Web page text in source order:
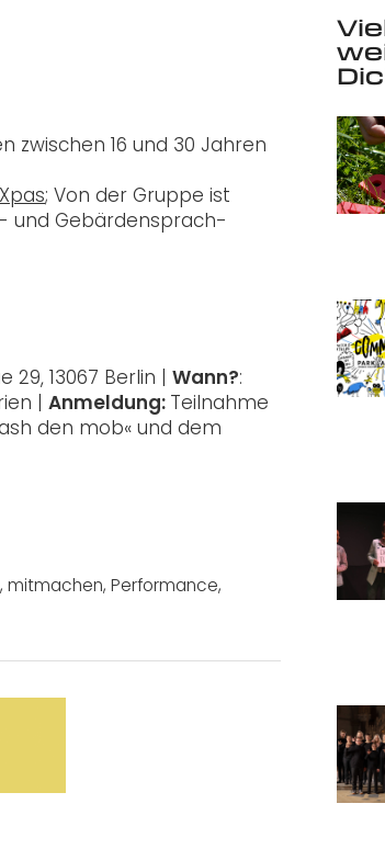
zwischen 16 und 30 Jahren
; Von der Gruppe ist
und Gebärdensprach-
29, 13067 Berlin | Wann?:
| Anmeldung: Teilnahme
den mob« und dem
, mitmachen, Performance,